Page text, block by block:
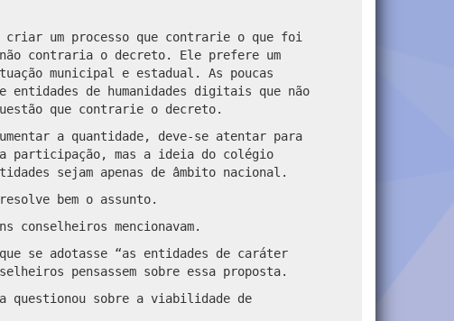
criar um processo que contrarie o que foi
contraria o decreto. Ele prefere um
municipal e estadual. As poucas
entidades de humanidades digitais que não
que contrarie o decreto.
a quantidade, deve-se atentar para
participação, mas a ideia do colégio
sejam apenas de âmbito nacional.
bem o assunto.
conselheiros mencionavam.
se adotasse “as entidades de caráter
pensassem sobre essa proposta.
questionou sobre a viabilidade de